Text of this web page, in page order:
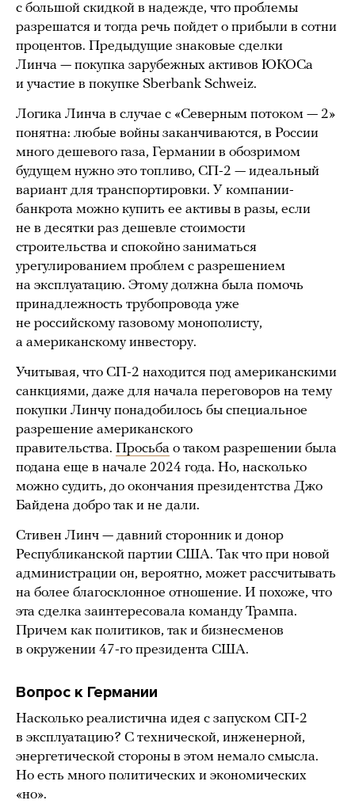
с большой скидкой в надежде, что проблемы
разрешатся и тогда речь пойдет о прибыли в сотни
процентов. Предыдущие знаковые сделки
Линча — покупка зарубежных активов ЮКОСа
и участие в покупке Sberbank Schweiz.
Логика Линча в случае с «Северным потоком — 2»
понятна: любые войны заканчиваются, в России
много дешевого газа, Германии в обозримом
будущем нужно это топливо, СП-2 — идеальный
вариант для транспортировки. У компании-
банкрота можно купить ее активы в разы, если
не в десятки раз дешевле стоимости
строительства и спокойно заниматься
урегулированием проблем с разрешением
на эксплуатацию. Этому должна была помочь
принадлежность трубопровода уже
не российскому газовому монополисту,
а американскому инвестору.
Учитывая, что СП-2 находится под американскими
санкциями, даже для начала переговоров на тему
покупки Линчу понадобилось бы специальное
разрешение американского
правительства. Просьба о таком разрешении была
подана еще в начале 2024 года. Но, насколько
можно судить, до окончания президентства Джо
Байдена добро так и не дали.
Стивен Линч — давний сторонник и донор
Республиканской партии США. Так что при новой
администрации он, вероятно, может рассчитывать
на более благосклонное отношение. И похоже, что
эта сделка заинтересовала команду Трампа.
Причем как политиков, так и бизнесменов
в окружении 47-го президента США.
Вопрос к Германии
Насколько реалистична идея с запуском СП-2
в эксплуатацию? С технической, инженерной,
энергетической стороны в этом немало смысла.
Но есть много политических и экономических
«но».